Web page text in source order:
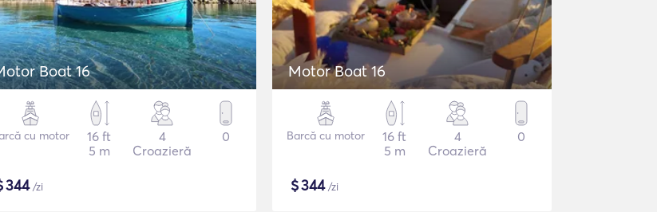
Boat 16
cu motor
16 ft
5 m
4
Croazieră
0
344/zi
Motor Boat 16
Barcă cu motor
16 ft
5 m
4
Croazieră
0
$344/zi